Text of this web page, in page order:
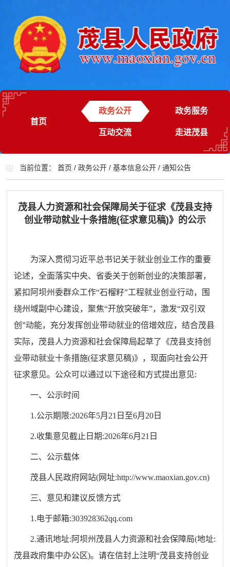
首页
政务公开 政务服务
互动交流 走进茂县
当前位置：首页 /政务公开 /基本信息公开 /通知公告
茂县人力资源和社会保障局关于征求《茂县支持
创业带动就业十条措施(征求意见稿)》的公示
为深入贯彻习近平总书记关于就业创业工作的重要
论述，全面落实中央、省委关于创新创业的决策部署，
紧扣阿坝州委群众工作“石榴籽”工程就业创业行动，围
绕州域副中心建设，聚焦“开放突破年”，激发“双引双
创”动能，充分发挥创业带动就业的倍增效应，结合茂县
实际，茂县人力资源和社会保障局起草了《茂县支持创
业带动就业十条措施(征求意见稿)》 ，现面向社会公开
征求意见。公众可以通过以下途径和方式提出意见:
一、公示时间
1.公示期限:2026年5月21 日至6月 20 日
2.收集意见截止日期:2026年6月 21 日
二、公示载体
茂县人民政府网站(网址:http://www.maoxian.gov.cn)
三、意见和建议反馈方式
1.电于邮箱:303928362qq.com
2.通讯地址:阿坝州茂县人力资源和社会保障局(地址:
茂县政府集中办公区)。请在信封上注明“茂县支持创业